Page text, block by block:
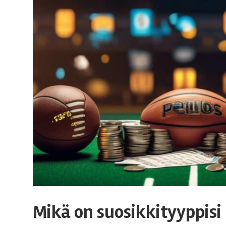
t
s
-
b
e
t
Mikä on